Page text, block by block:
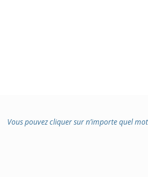
Vous pouvez cliquer sur n’importe quel